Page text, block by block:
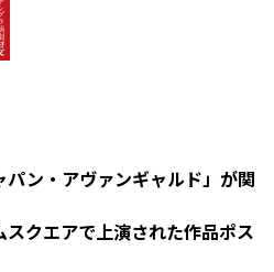
ン・アヴァンギャルド」が関
クエアで上演された作品ポス